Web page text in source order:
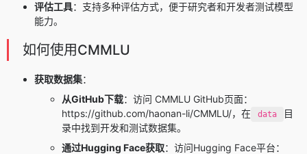
评估工具：支持多种评估方式，便于研究者和开发者测试模型
能力。
如何使用CMMLU
获取数据集：
从GitHub下载：访问 CMMLU GitHub页面：
https://github.com/haonan-li/CMMLU/，在
data
目
录中找到开发和测试数据集。
通过Hugging Face获取：访问Hugging Face平台：